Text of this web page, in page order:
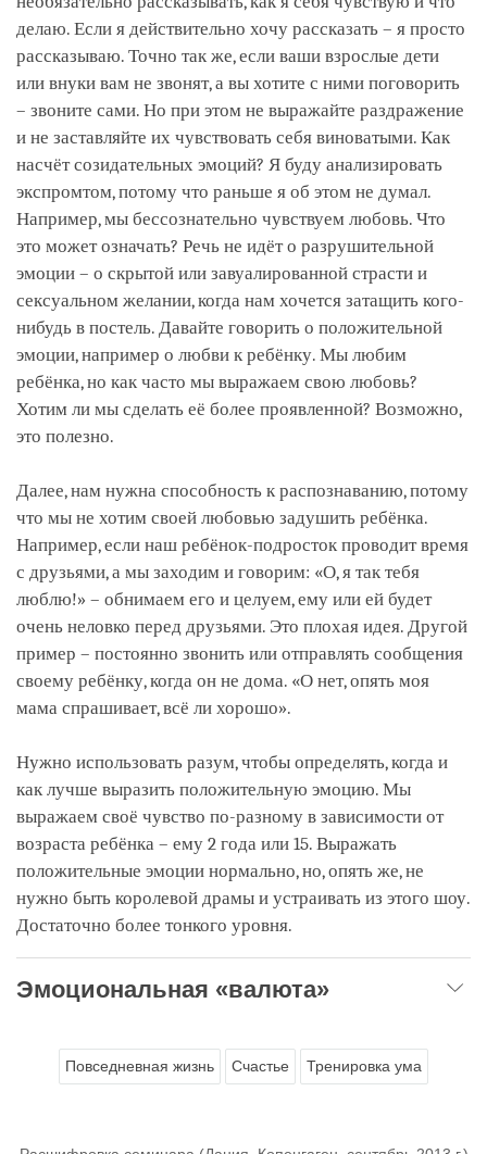
делаю. Если я действительно хочу рассказать – я просто
рассказываю. Точно так же, если ваши взрослые дети
или внуки вам не звонят, а вы хотите с ними поговорить
– звоните сами. Но при этом не выражайте раздражение
и не заставляйте их чувствовать себя виноватыми. Как
насчёт созидательных эмоций? Я буду анализировать
экспромтом, потому что раньше я об этом не думал.
Например, мы бессознательно чувствуем любовь. Что
это может означать? Речь не идёт о разрушительной
эмоции – о скрытой или завуалированной страсти и
сексуальном желании, когда нам хочется затащить кого-
нибудь в постель. Давайте говорить о положительной
эмоции, например о любви к ребёнку. Мы любим
ребёнка, но как часто мы выражаем свою любовь?
Хотим ли мы сделать её более проявленной? Возможно,
это полезно.
Далее, нам нужна способность к распознаванию, потому
что мы не хотим своей любовью задушить ребёнка.
Например, если наш ребёнок-подросток проводит время
с друзьями, а мы заходим и говорим: «О, я так тебя
люблю!» – обнимаем его и целуем, ему или ей будет
очень неловко перед друзьями. Это плохая идея. Другой
пример – постоянно звонить или отправлять сообщения
своему ребёнку, когда он не дома. ­«О нет, опять моя
мама спрашивает, всё ли хорошо».
Нужно использовать разум, чтобы определять, когда и
как лучше выразить положительную эмоцию. Мы
выражаем своё чувство по-разному в зависимости от
возраста ребёнка – ему 2 года или 15. Выражать
положительные эмоции нормально, но, опять же, не
нужно быть королевой драмы и устраивать из этого шоу.
Достаточно более тонкого уровня.
Эмоциональная «валюта»
Повседневная жизнь Счастье Тренировка ума